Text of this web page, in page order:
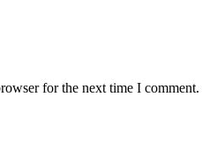
for the next time I comment.